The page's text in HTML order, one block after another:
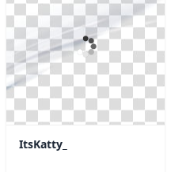
ItsKatty_